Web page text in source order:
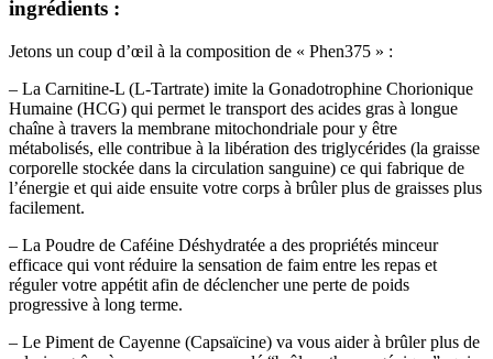
ingrédients :
Jetons un coup d’œil à la composition de « Phen375 » :
– La Carnitine-L (L-Tartrate) imite la Gonadotrophine Chorionique
Humaine (HCG) qui permet le transport des acides gras à longue
chaîne à travers la membrane mitochondriale pour y être
métabolisés, elle contribue à la libération des triglycérides (la graisse
corporelle stockée dans la circulation sanguine) ce qui fabrique de
l’énergie et qui aide ensuite votre corps à brûler plus de graisses plus
facilement.
– La Poudre de Caféine Déshydratée a des propriétés minceur
efficace qui vont réduire la sensation de faim entre les repas et
réguler votre appétit afin de déclencher une perte de poids
progressive à long terme.
– Le Piment de Cayenne (Capsaïcine) va vous aider à brûler plus de